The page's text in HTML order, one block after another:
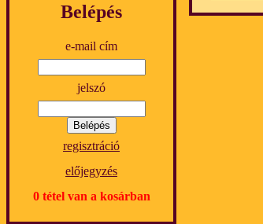
Belépés
e-mail cím
jelszó
regisztráció
előjegyzés
0 tétel van a kosárban